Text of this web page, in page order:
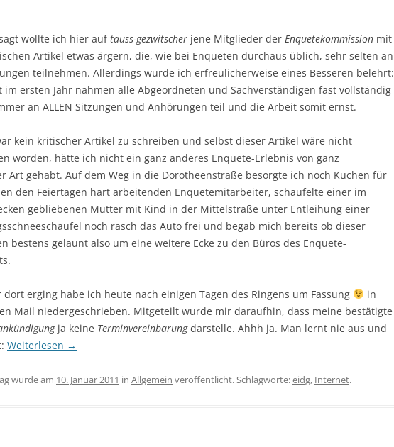
wollte ich hier auftauss-gezwitscher jene Mitglieder der Enquetekommission mit
Artikel etwas ärgern, die, wie bei Enqueten durchaus üblich, sehr selten an
teilnehmen. Allerdings wurde ich erfreulicherweise eines Besseren belehrt:
im ersten Jahr nahmen alle Abgeordneten und Sachverständigen fast vollständig
an ALLEN Sitzungen und Anhörungen teil und die Arbeit somit ernst.
kein kritischer Artikel zu schreiben und selbst dieser Artikel wäre nicht
worden, hätte ich nicht ein ganz anderes Enquete-Erlebnis von ganz
Art gehabt. Auf dem Weg in die Dorotheenstraße besorgte ich noch Kuchen für
den Feiertagen hart arbeitenden Enquetemitarbeiter, schaufelte einer im
gebliebenen Mutter mit Kind in der Mittelstraße unter Entleihung einer
noch rasch das Auto frei und begab mich bereits ob dieser
bestens gelaunt also um eine weitere Ecke zu den Büros des Enquete-
dort erging habe ich heute nach einigen Tagen des Ringens um Fassung
in
Mail niedergeschrieben. Mitgeteilt wurde mir daraufhin, dass meine bestätigte
ja keine Terminvereinbarungdarstelle. Ahhh ja. Man lernt nie aus und
Weiterlesen →
wurde am 10. Januar 2011 in Allgemein veröffentlicht. Schlagworte:eidg, Internet.